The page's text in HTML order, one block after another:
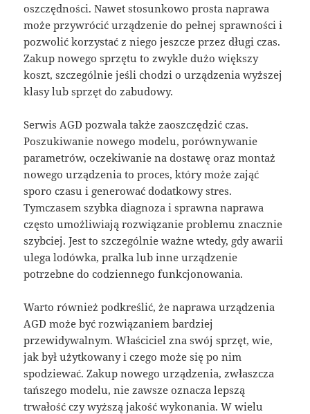
oszczędności. Nawet stosunkowo prosta naprawa
może przywrócić urządzenie do pełnej sprawności i
pozwolić korzystać z niego jeszcze przez długi czas.
Zakup nowego sprzętu to zwykle dużo większy
koszt, szczególnie jeśli chodzi o urządzenia wyższej
klasy lub sprzęt do zabudowy.
Serwis AGD pozwala także zaoszczędzić czas.
Poszukiwanie nowego modelu, porównywanie
parametrów, oczekiwanie na dostawę oraz montaż
nowego urządzenia to proces, który może zająć
sporo czasu i generować dodatkowy stres.
Tymczasem szybka diagnoza i sprawna naprawa
często umożliwiają rozwiązanie problemu znacznie
szybciej. Jest to szczególnie ważne wtedy, gdy awarii
ulega lodówka, pralka lub inne urządzenie
potrzebne do codziennego funkcjonowania.
Warto również podkreślić, że naprawa urządzenia
AGD może być rozwiązaniem bardziej
przewidywalnym. Właściciel zna swój sprzęt, wie,
jak był użytkowany i czego może się po nim
spodziewać. Zakup nowego urządzenia, zwłaszcza
tańszego modelu, nie zawsze oznacza lepszą
trwałość czy wyższą jakość wykonania. W wielu